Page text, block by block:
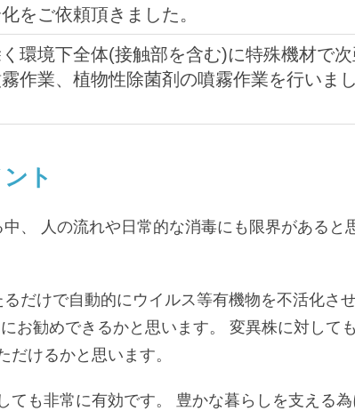
をご依頼頂きました。
環境下全体(接触部を含む)に特殊機材で次
作業、植物性除菌剤の噴霧作業を行いまし
ト
、 人の流れや日常的な消毒にも限界があると
だけで自動的にウイルス等有機物を不活化さ
お勧めできるかと思います。 変異株に対して
けるかと思います。
ても非常に有効です。 豊かな暮らしを支える為